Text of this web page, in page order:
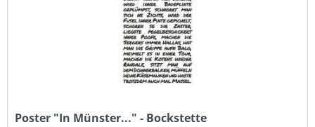
Poster "In Münster..." - Bockstette